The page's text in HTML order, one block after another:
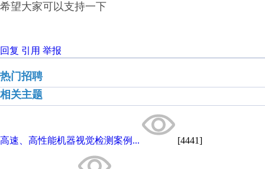
希望大家可以支持一下
回复 引用 举报
热门招聘
相关主题
高速、高性能机器视觉检测案例... [4441]